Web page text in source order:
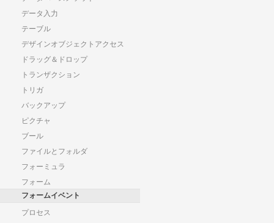
データ入力
テーブル
デザインオブジェクトアクセス
ドラッグ＆ドロップ
トランザクション
トリガ
バックアップ
ピクチャ
ブール
ファイルとフォルダ
フォーミュラ
フォーム
フォームイベント
プロセス